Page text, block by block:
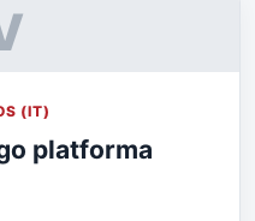
(IT)
platforma